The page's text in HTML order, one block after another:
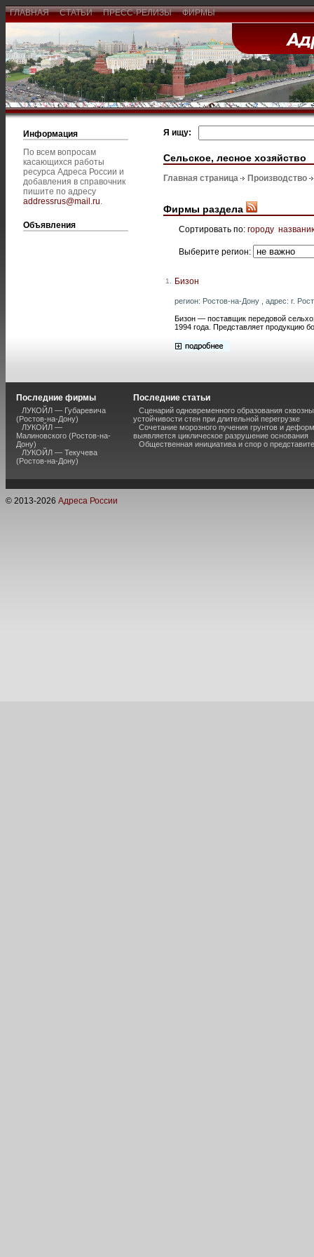
ГЛАВНАЯ СТАТЬИ ПРЕСС-РЕЛИЗЫ ФИРМЫ
Информация
По всем вопросам
касающихся работы
ресурса Адреса России и
добавления в справочник
пишите по адресу
addressrus@mail.ru.
Объявления
Я ищу:
Сельское, лесное хозяйство
Главная страница Производство
Фирмы раздела
Сортировать по: городу
Выберите регион:
1. Бизон
регион: Ростов-на-Дону , адрес: г.
Бизон — поставщик передовой
1994 года. Представляет продукцию
Последние фирмы
ЛУКОЙЛ — Губаревича
(Ростов-на-Дону)
ЛУКОЙЛ —
Малиновского (Ростов-на-
Дону)
ЛУКОЙЛ — Текучева
(Ростов-на-Дону)
Последние статьи
Сценарий одновременного образования
устойчивости стен при длительной перегрузке
Сочетание морозного пучения грунтов и
выявляется циклическое разрушение основания
Общественная инициатива и спор о
© 2013-2026 Адреса России